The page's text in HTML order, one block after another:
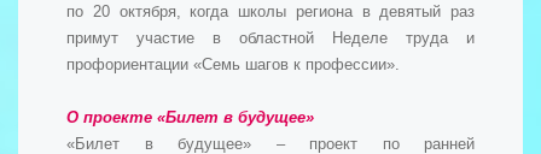
по 20 октября, когда школы региона в девятый раз
примут участие в областной Неделе труда и
профориентации «Семь шагов к профессии».
О проекте «Билет в будущее»
«Билет в будущее» – проект по ранней